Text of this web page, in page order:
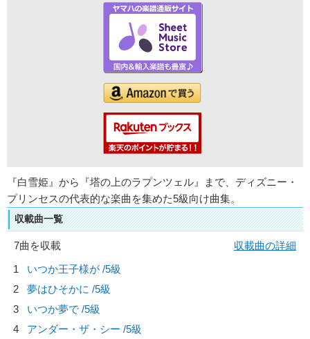
『白雪姫』から『塔の上のラプンツェル』まで、ディズニー・
プリンセスの代表的な楽曲を集めた5級向け曲集。
収載曲一覧
7曲を収載
収載曲の詳細
1
いつか王子様が /5級
2
夢はひそかに /5級
3
いつか夢で /5級
4
アンダー・ザ・シー /5級